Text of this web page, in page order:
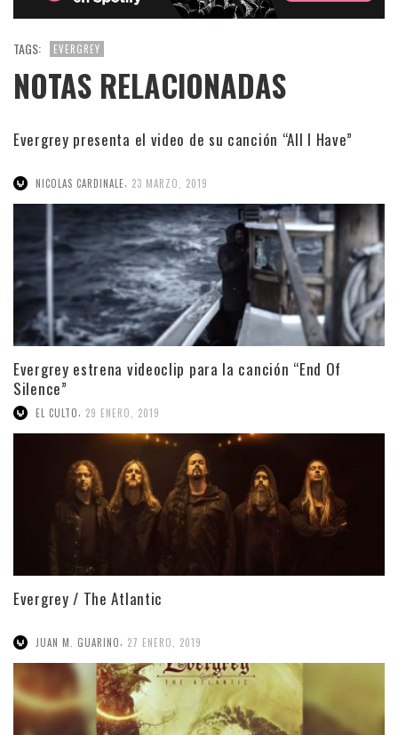
TAGS: EVERGREY
NOTAS RELACIONADAS
Evergrey presenta el video de su canción “All I Have”
NICOLAS CARDINALE, 23 MARZO, 2019
Evergrey estrena videoclip para la canción “End Of
Silence”
EL CULTO, 29 ENERO, 2019
Evergrey / The Atlantic
JUAN M. GUARINO 27 ENERO, 2019